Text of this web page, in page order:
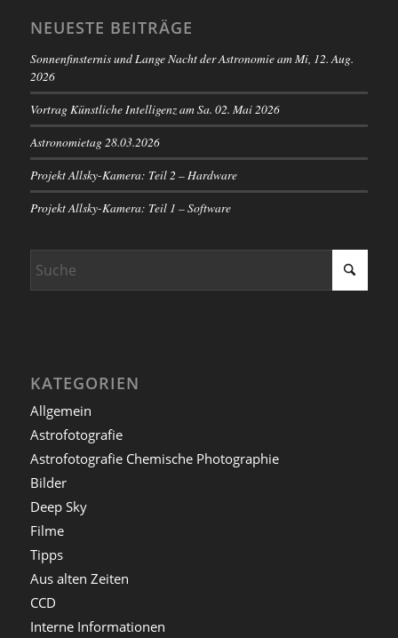
NEUESTE BEITRÄGE
Sonnenfinsternis und Lange Nacht der Astronomie am Mi, 12. Aug.
2026
Vortrag Künstliche Intelligenz am Sa. 02. Mai 2026
Astronomietag 28.03.2026
Projekt Allsky-Kamera: Teil 2 – Hardware
Projekt Allsky-Kamera: Teil 1 – Software
KATEGORIEN
Allgemein
Astrofotografie
Astrofotografie Chemische Photographie
Bilder
Deep Sky
Filme
Tipps
Aus alten Zeiten
CCD
Interne Informationen